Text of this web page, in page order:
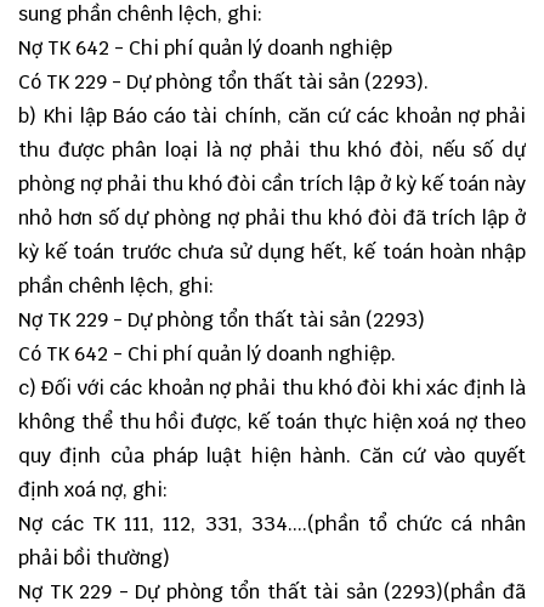
sung phần chênh lệch, ghi:
Nợ TK 642 - Chi phí quản lý doanh nghiệp
Có TK 229 - Dự phòng tổn thất tài sản (2293).
b) Khi lập Báo cáo tài chính, căn cứ các khoản nợ phải
thu được phân loại là nợ phải thu khó đòi, nếu số dự
phòng nợ phải thu khó đòi cần trích lập ở kỳ kế toán này
nhỏ hơn số dự phòng nợ phải thu khó đòi đã trích lập ở
kỳ kế toán trước chưa sử dụng hết, kế toán hoàn nhập
phần chênh lệch, ghi:
Nợ TK 229 - Dự phòng tổn thất tài sản (2293)
Có TK 642 - Chi phí quản lý doanh nghiệp.
c) Đối với các khoản nợ phải thu khó đòi khi xác định là
không thể thu hồi được, kế toán thực hiện xoá nợ theo
quy định của pháp luật hiện hành. Căn cứ vào quyết
định xoá nợ, ghi:
Nợ các TK 111, 112, 331, 334....(phần tổ chức cá nhân
phải bồi thường)
Nợ TK 229 - Dự phòng tổn thất tài sản (2293)(phần đã